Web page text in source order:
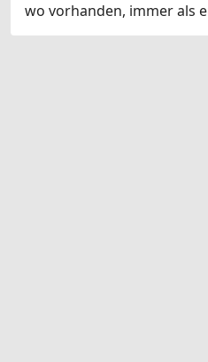
wo vorhanden, immer als